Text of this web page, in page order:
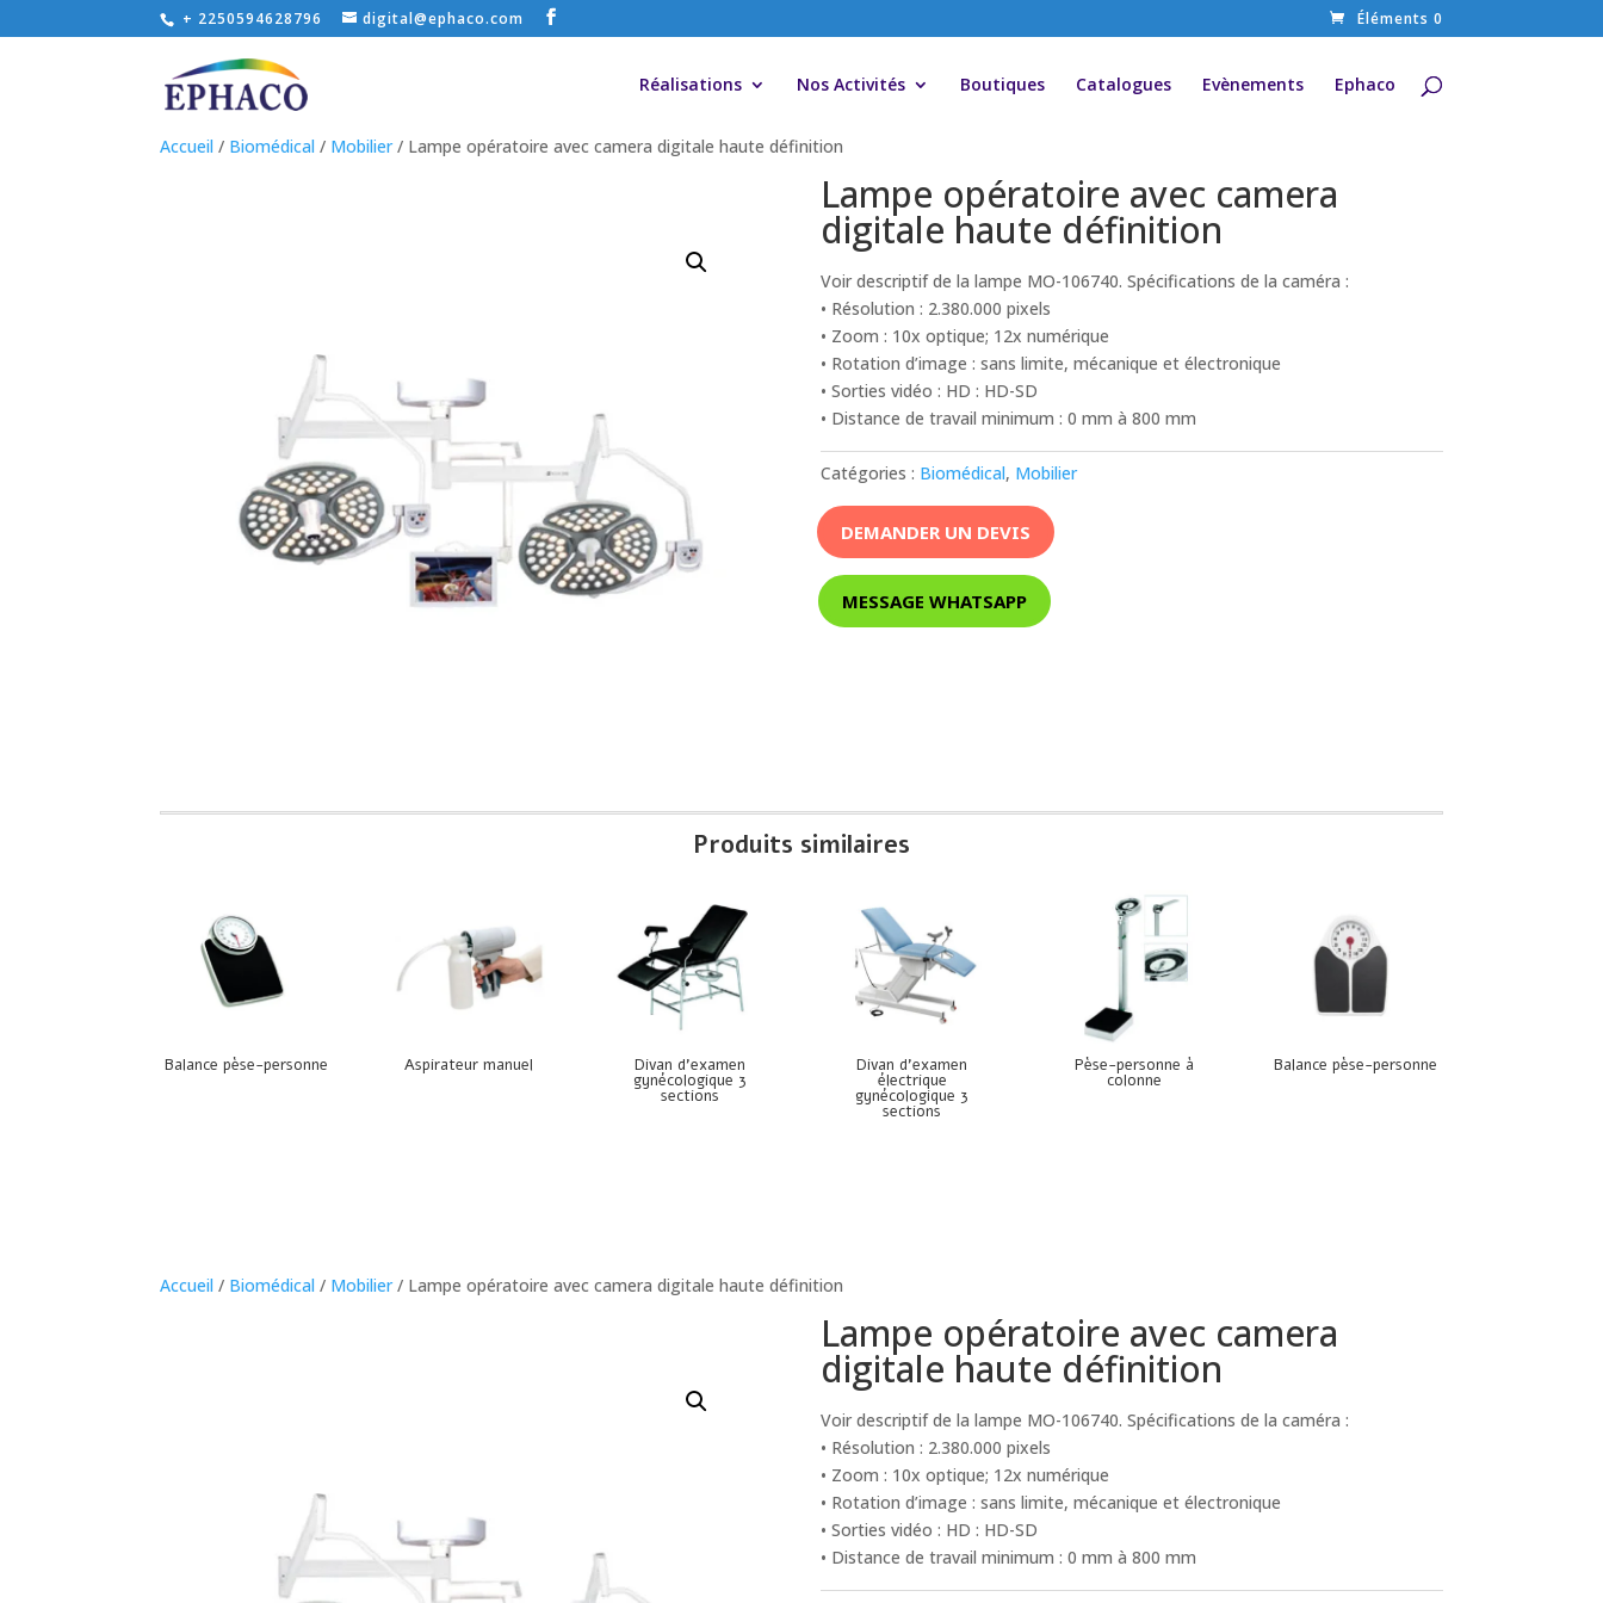
+ 2250594628796 digital@ephaco.com Éléments 0
Réalisations Nos Activités Boutiques Catalogues Evènements Ephaco
Accueil / Biomédical / Mobilier/ Lampe opératoire avec camera digitale haute définition
Lampe opératoire avec camera
digitale haute définition
Voir descriptif de la lampe MO-106740. Spécifications de la caméra :
• Résolution : 2.380.000 pixels
• Zoom : 10x optique; 12x numérique
• Rotation d’image : sans limite, mécanique et électronique
• Sorties vidéo : HD : HD-SD
• Distance de travail minimum : 0 mm à 800 mm
Catégories : Biomédical, Mobilier
DEMANDER UN DEVIS
MESSAGE WHATSAPP
Produits similaires
Balance pèse-personne Aspirateur manuel Divan d’examen
gynécologique 3
sections
Divan d’examen
électrique
gynécologique 3
sections
Pèse-personne à
colonne
Balance pèse-personne
Accueil / Biomédical / Mobilier/ Lampe opératoire avec camera digitale haute définition
Lampe opératoire avec camera
digitale haute définition
Voir descriptif de la lampe MO-106740. Spécifications de la caméra :
• Résolution : 2.380.000 pixels
• Zoom : 10x optique; 12x numérique
• Rotation d’image : sans limite, mécanique et électronique
• Sorties vidéo : HD : HD-SD
• Distance de travail minimum : 0 mm à 800 mm